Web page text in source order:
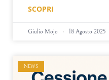
SCOPRI
Giulio Mojo 18 Agosto 2025
NEWS